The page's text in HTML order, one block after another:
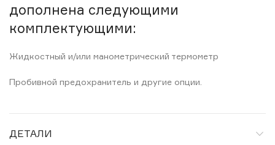
дополнена следующими
комплектующими:
Жидкостный и/или манометрический термометр
Пробивной предохранитель и другие опции.
ДЕТАЛИ